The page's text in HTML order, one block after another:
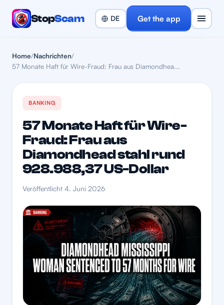
StopScam Get the app
Home/Nachrichten/
57 Monate Haft für Wire-Fraud: Frau aus Diamondhea...
BANKING
57 Monate Haft für Wire-
Fraud: Frau aus
Diamondhead stahl rund
928.988,37 US-Dollar
Veröffentlicht 4. Juni 2026